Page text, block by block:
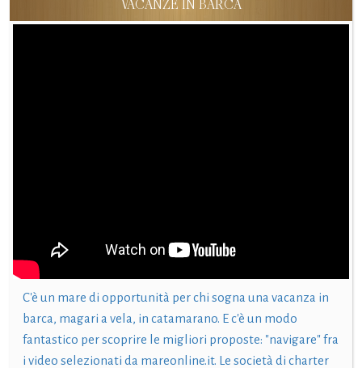
VACANZE IN BARCA
C'è un mare di opportunità per chi sogna una vacanza in
barca, magari a vela, in catamarano. E c'è un modo
fantastico per scoprire le migliori proposte: "navigare" fra
i video selezionati da mareonline.it. Le società di charter